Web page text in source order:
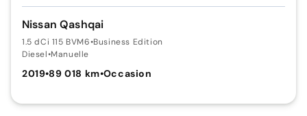
Nissan Qashqai
1.5 dCi 115 BVM6•Business Edition
Diesel•Manuelle
2019•89 018 km•Occasion